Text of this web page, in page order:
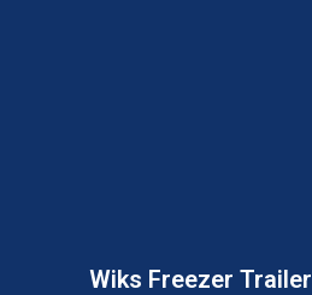
Wiks Freezer Trailer